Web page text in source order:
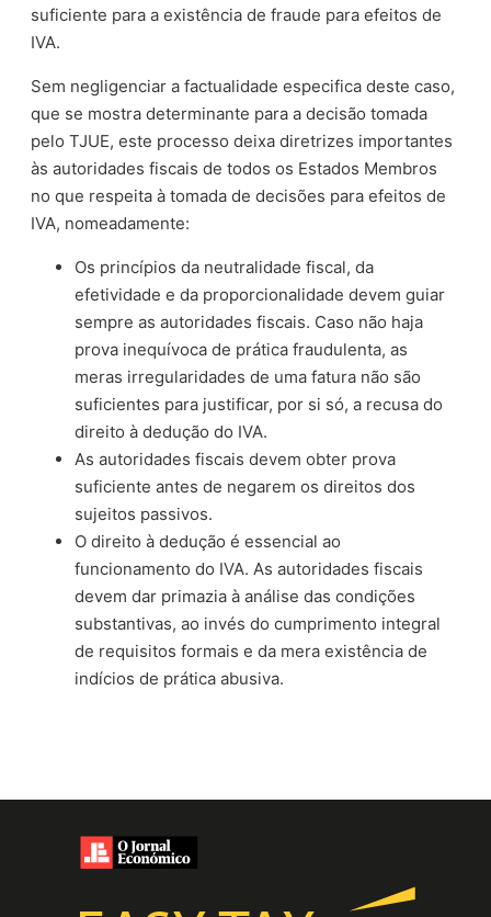
suficiente para a existência de fraude para efeitos de
IVA.
Sem negligenciar a factualidade especifica deste caso,
que se mostra determinante para a decisão tomada
pelo TJUE, este processo deixa diretrizes importantes
às autoridades fiscais de todos os Estados Membros
no que respeita à tomada de decisões para efeitos de
IVA, nomeadamente:
Os princípios da neutralidade fiscal, da
efetividade e da proporcionalidade devem guiar
sempre as autoridades fiscais. Caso não haja
prova inequívoca de prática fraudulenta, as
meras irregularidades de uma fatura não são
suficientes para justificar, por si só, a recusa do
direito à dedução do IVA.
As autoridades fiscais devem obter prova
suficiente antes de negarem os direitos dos
sujeitos passivos.
O direito à dedução é essencial ao
funcionamento do IVA. As autoridades fiscais
devem dar primazia à análise das condições
substantivas, ao invés do cumprimento integral
de requisitos formais e da mera existência de
indícios de prática abusiva.